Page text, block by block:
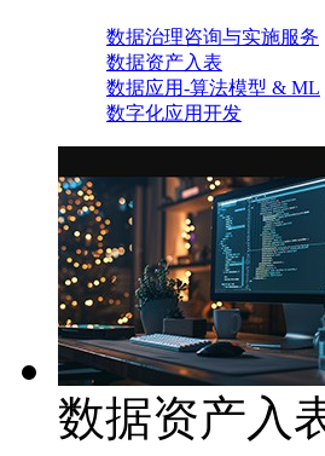
数据治理咨询与实施服务
数据资产入表
数据应用-算法模型 & ML
数字化应用开发
数据资产入